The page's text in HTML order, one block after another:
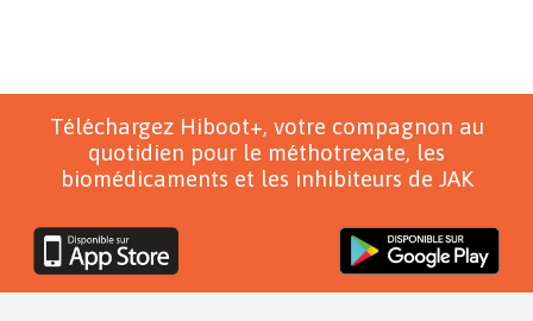
Téléchargez Hiboot+, votre compagnon au
quotidien pour le méthotrexate, les
biomédicaments et les inhibiteurs de JAK